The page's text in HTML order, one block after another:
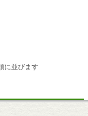
に並びます